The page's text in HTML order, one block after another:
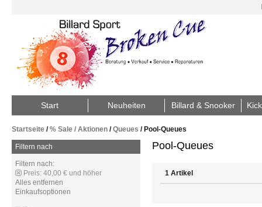
Start Neuheiten Billard & Snooker
Startseite /% Sale / Aktionen /Queues / Pool-Queues
Pool-Queues
1 Artikel
Filtern nach
Filtern nach:
Preis: 40,00 € und höher
Alles entfernen
Einkaufsoptionen